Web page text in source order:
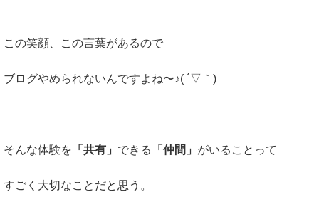
この笑顔、この言葉があるので
ブログやめられないんですよね〜♪( ´▽｀)
そんな体験を 「共有」 できる 「仲間」 がいることって
すごく大切なことだと思う。